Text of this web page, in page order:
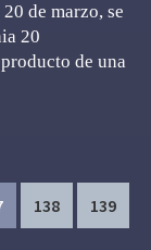
de marzo, se
20
de una
Page
138 Page
139